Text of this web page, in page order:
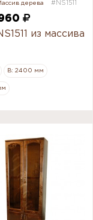
дерева #NS1511
из массива
В: 2400 мм